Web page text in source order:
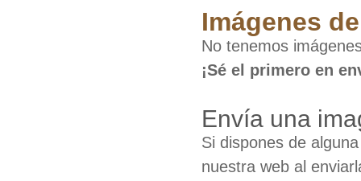
Imágenes
No tenemos
¡Sé el primero en
Envía una
Si dispones de
nuestra web al